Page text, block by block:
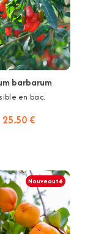
barbarum
en bac.
25.50 €
Nouveauté